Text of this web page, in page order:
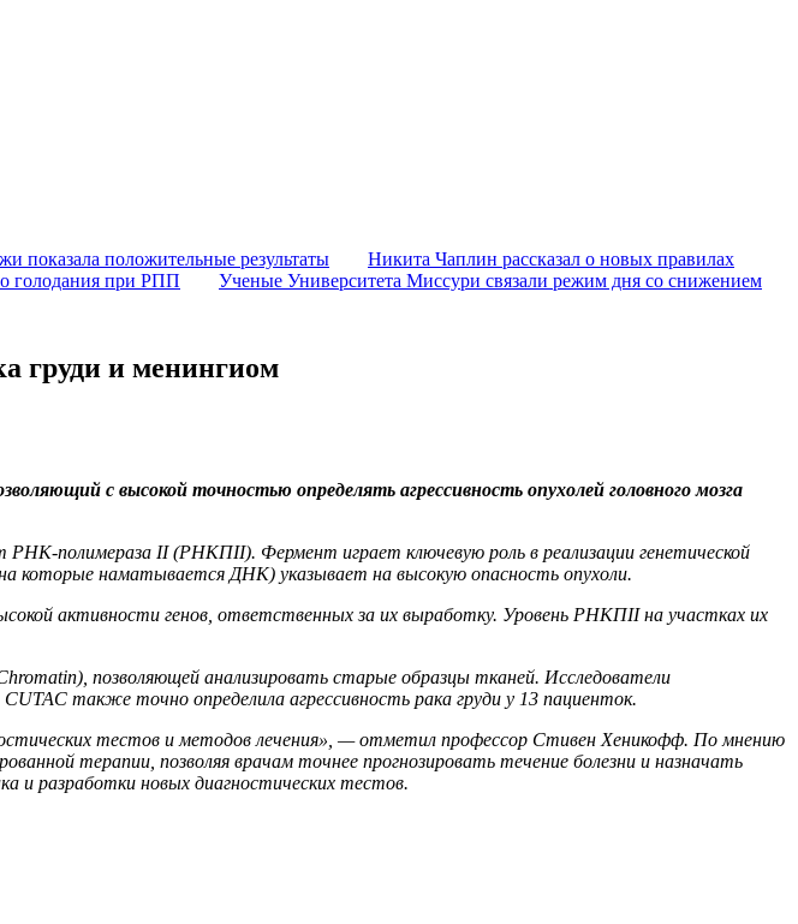
показала положительные результаты
Никита Чаплин рассказал о новых правилах
голодания при РПП
Ученые Университета Миссури связали режим дня со снижением
груди и менингиом
с высокой точностью определять агрессивность опухолей головного мозга
полимераза II (РНКПII). Фермент играет ключевую роль в реализации генетической
которые наматывается ДНК) указывает на высокую опасность опухоли.
активности генов, ответственных за их выработку. Уровень РНКПII на участках их
позволяющей анализировать старые образцы тканей. Исследователи
также точно определила агрессивность рака груди у 13 пациенток.
тестов и методов лечения», — отметил профессор Стивен Хеникофф. По мнению
терапии, позволяя врачам точнее прогнозировать течение болезни и назначать
и разработки новых диагностических тестов.